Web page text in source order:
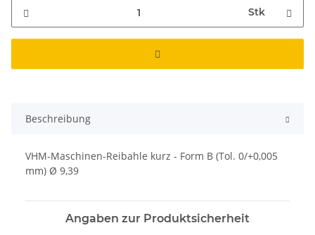
Stk
Beschreibung
VHM-Maschinen-Reibahle kurz - Form B (Tol. 0/+0,005
mm) Ø 9,39
Angaben zur Produktsicherheit